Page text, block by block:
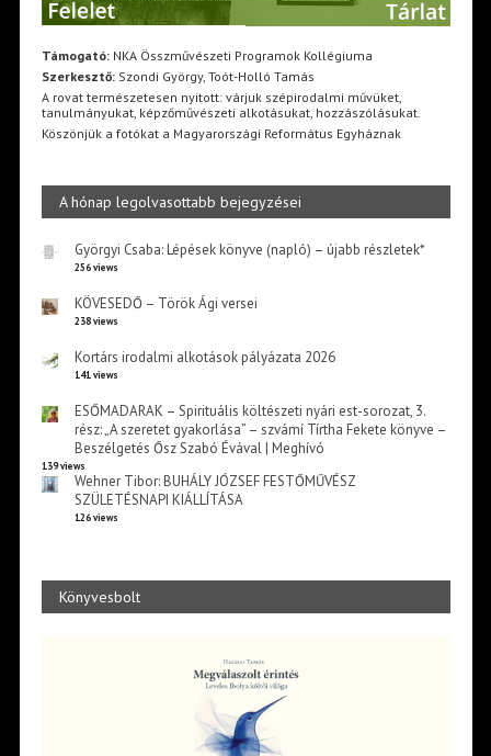
Támogató:NKA Összművészeti Programok Kollégiuma
Szerkesztő:Szondi György, Toót-Holló Tamás
A rovat természetesen nyitott: várjuk szépirodalmi művüket,
tanulmányukat, képzőművészeti alkotásukat, hozzászólásukat.
Köszönjük a fotókat a Magyarországi Református Egyháznak
A hónap legolvasottabb bejegyzései
Györgyi Csaba: Lépések könyve (napló) – újabb részletek*
256 views
KÖVESEDŐ – Török Ági versei
238 views
Kortárs irodalmi alkotások pályázata 2026
141 views
ESŐMADARAK – Spirituális költészeti nyári est-sorozat, 3.
rész: „A szeretet gyakorlása” – szvámí Tírtha Fekete könyve –
Beszélgetés Ősz Szabó Évával | Meghívó
139 views
Wehner Tibor: BUHÁLY JÓZSEF FESTŐMŰVÉSZ
SZÜLETÉSNAPI KIÁLLÍTÁSA
126 views
Könyvesbolt